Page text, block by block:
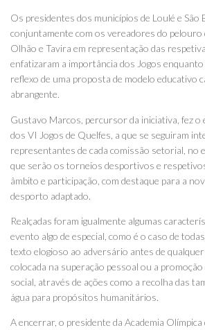
Os presidentes dos municípios de Loulé e São
conjuntamente com os vereadores do pelouro
Olhão e Tavira em representação das
enfatizaram a importância dos Jogos
reflexo de uma proposta de modelo educativo
abrangente.
Gustavo Marcos, percursor da iniciativa, fez o
dos VI Jogos de Quelfes, a que se seguiram
representantes de cada comissão setorial, no
que serão os torneios desportivos e
âmbito e participação, com destaque para a
desporto adaptado.
Realçadas foram igualmente algumas
evento algo de especial, como é o caso de
texto elogioso ao adversário antes de
colocada na superação pessoal ou a
social, através de ações como a recolha das
água para propósitos humanitários.
A encerrar, o presidente da Academia